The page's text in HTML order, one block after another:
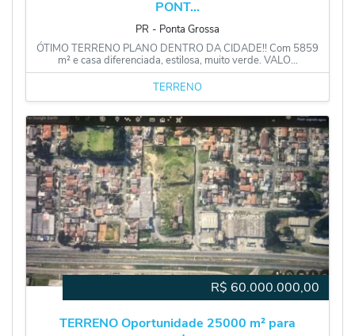
PONT...
PR ‐ Ponta Grossa
ÓTIMO TERRENO PLANO DENTRO DA CIDADE!! Com 5859
m² e casa diferenciada, estilosa, muito verde. VALO...
TERRENO
R$ 60.000.000,00
TERRENO Oportunidade 25000 m² para